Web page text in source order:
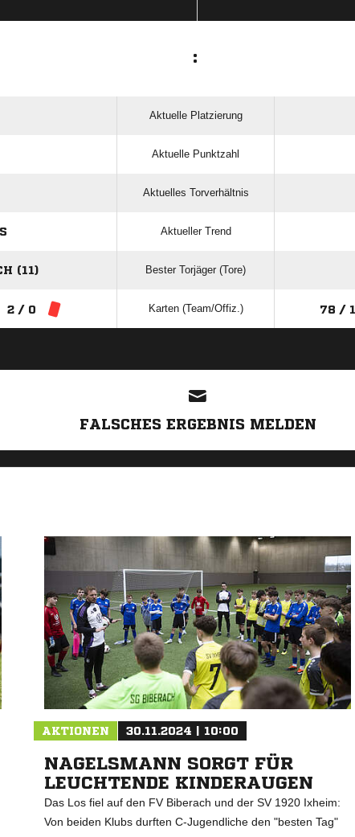
:
Aktuelle Platzierung
Aktuelle Punktzahl
Aktuelles Torverhältnis
Aktueller Trend
(11) Bester Torjäger (Tore)
2 / 0 Karten (Team/Offiz.) 78 / 1
FALSCHES ERGEBNIS MELDEN
AKTIONEN 30.11.2024 | 10:00
NAGELSMANN SORGT FÜR
LEUCHTENDE KINDERAUGEN
Das Los fiel auf den FV Biberach und der SV 1920 Ixheim:
Von beiden Klubs durften C-Jugendliche den "besten Tag"